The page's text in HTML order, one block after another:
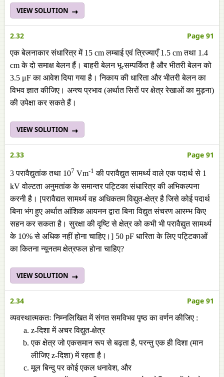
VIEW SOLUTION
2.32 Page 91
एक बेलनाकार संधारित्र में 15 cm लम्बाई एवं त्रिज्याएँ 1.5 cm तथा 1.4
cm के दो समाक्ष बेलन हैं। बाहरी बेलन भू-सम्पर्कित है और भीतरी बेलन को
3.5 μF का आवेश दिया गया है। निकाय की धारिता और भीतरी बेलन का
विभव ज्ञात कीजिए। अन्त्य प्रभाव (अर्थात सिरों पर क्षेत्र रेखाओं का मुड़ना)
की उपेक्षा कर सकते हैं।
VIEW SOLUTION
2.33 Page 91
3 परावैद्युतांक तथा 107 Vm-1 की परावैद्युत सामर्थ्य वाले एक पदार्थ से 1
kV वोल्टता अनुमतांक के समान्तर पट्टिका संधारित्र की अभिकल्पना
करनी है। [परावैद्यत सामर्थ्य वह अधिकतम विद्युत-क्षेत्र है जिसे कोई पदार्थ
बिना भंग हुए अर्थात आंशिक आयनन द्वारा बिना विद्युत संचरण आरम्भ किए
सहन कर सकता है। सुरक्षा की दृष्टि से क्षेत्र को कभी भी परावैद्युत सामर्थ्य
के 10% से अधिक नहीं होना चाहिए।] 50 pF धारिता के लिए पट्टिकाओं
का कितना न्यूनतम क्षेत्रफल होना चाहिए?
VIEW SOLUTION
2.34 Page 91
व्यवस्थात्मकतः निम्नलिखित में संगत समविभव पृष्ठ का वर्णन कीजिए :
z-दिशा में अचर विद्युत-क्षेत्र
एक क्षेत्र जो एकसमान रूप से बढ़ता है, परन्तु एक ही दिशा (मान
लीजिए z-दिशा) में रहता है।
मूल बिन्दु पर कोई एकल धनावेश, और